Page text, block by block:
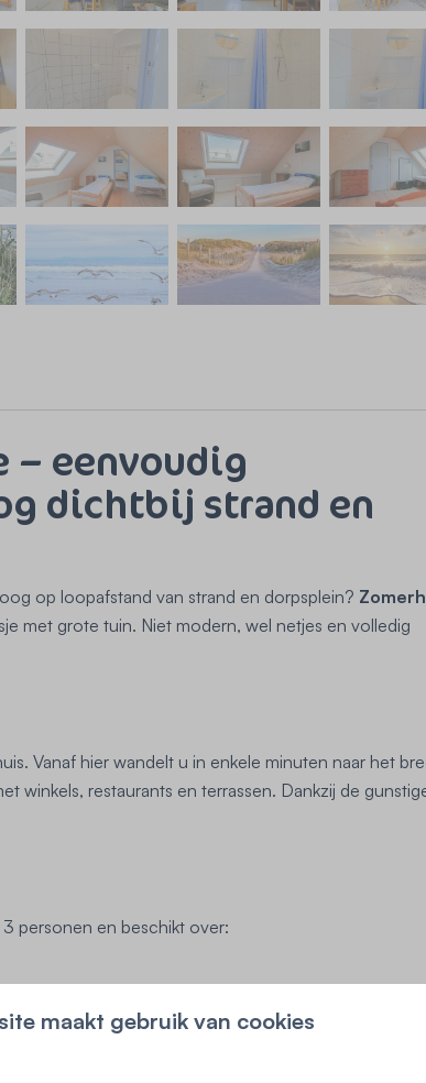
– eenvoudig
dichtbij strand en
op loopafstand van strand en dorpsplein?
met grote tuin. Niet modern, wel netjes en volledig
Vanaf hier wandelt u in enkele minuten naar het
winkels, restaurants en terrassen. Dankzij de
3 personen en beschikt over:
maakt gebruik van cookies